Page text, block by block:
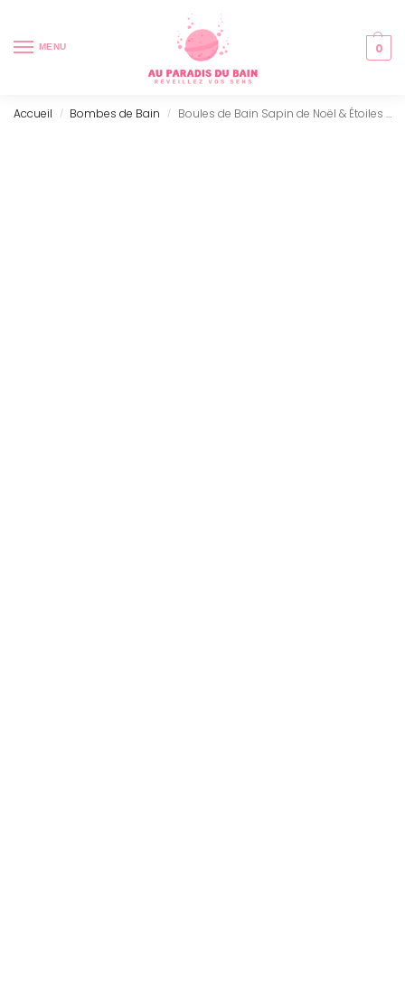
MENU 0
Accueil / Bombes de Bain / Boules de Bain Sapin de Noël & Étoiles (4Pcs)